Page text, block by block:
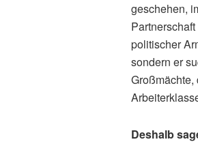
geschehen,
politischer
sondern er
Deshalb